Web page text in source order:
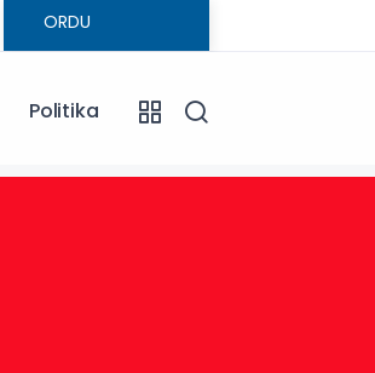
Politika